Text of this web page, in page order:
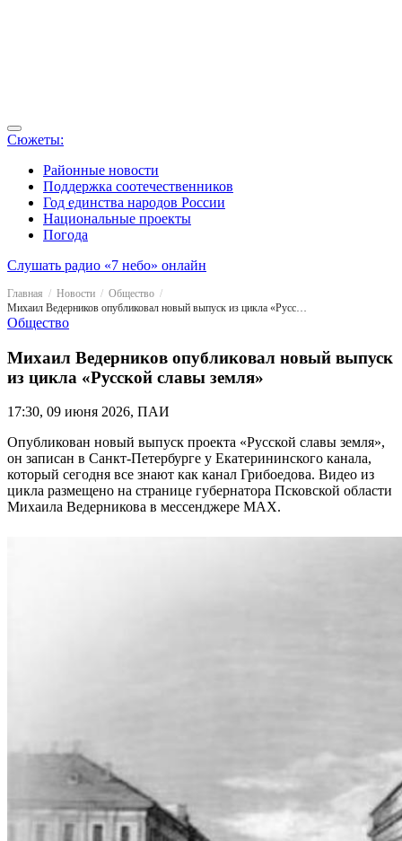
Сюжеты:
Районные новости
Поддержка соотечественников
Год единства народов России
Национальные проекты
Погода
Слушать радио «7 небо» онлайн
Главная Новости
Общество
Михаил Ведерников опубликовал новый выпуск из цикла «Русской славы земля»
Общество
Михаил Ведерников опубликовал новый выпуск
из цикла «Русской славы земля»
17:30, 09 июня 2026, ПАИ
Опубликован новый выпуск проекта «Русской славы земля»,
он записан в Санкт-Петербурге у Екатерининского канала,
который сегодня все знают как канал Грибоедова. Видео из
цикла размещено на странице губернатора Псковской области
Михаила Ведерникова в мессенджере MAX.